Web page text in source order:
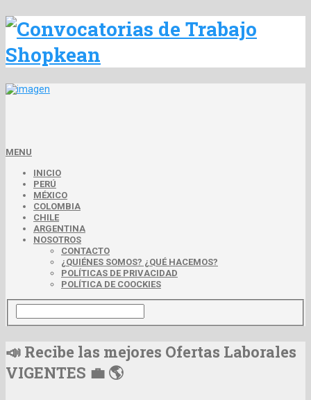
MENU
INICIO
PERÚ
MÉXICO
COLOMBIA
CHILE
ARGENTINA
NOSOTROS
CONTACTO
¿QUIÉNES SOMOS? ¿QUÉ HACEMOS?
POLÍTICAS DE PRIVACIDAD
POLÍTICA DE COOCKIES
📣 Recibe las mejores Ofertas Laborales
VIGENTES 💼 🌎